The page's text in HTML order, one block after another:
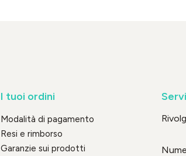
I tuoi ordini
Modalità di pagamento
Resi e rimborso
Garanzie sui prodotti